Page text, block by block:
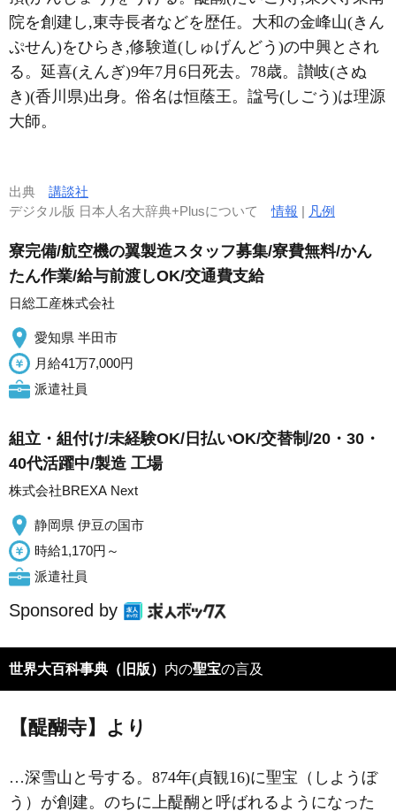
院を創建し,東寺長者などを歴任。大和の金峰山(きん
ぷせん)をひらき,修験道(しゅげんどう)の中興とされ
る。延喜(えんぎ)9年7月6日死去。78歳。讃岐(さぬ
き)(香川県)出身。俗名は恒蔭王。諡号(しごう)は理源
大師。
出典 講談社
デジタル版 日本人名大辞典+Plusについて情報 | 凡例
寮完備/航空機の翼製造スタッフ募集/寮費無料/かん
たん作業/給与前渡しOK/交通費支給
日総工産株式会社
愛知県 半田市
月給41万7,000円
派遣社員
組立・組付け/未経験OK/日払いOK/交替制/20・30・
40代活躍中/製造 工場
株式会社BREXA Next
静岡県 伊豆の国市
時給1,170円～
派遣社員
Sponsored by
世界大百科事典（旧版） 内の聖宝の言及
【醍醐寺】より
…深雪山と号する。874年(貞観16)に聖宝 （しようぼ
う）が創建。のちに上醍醐と呼ばれるようになった